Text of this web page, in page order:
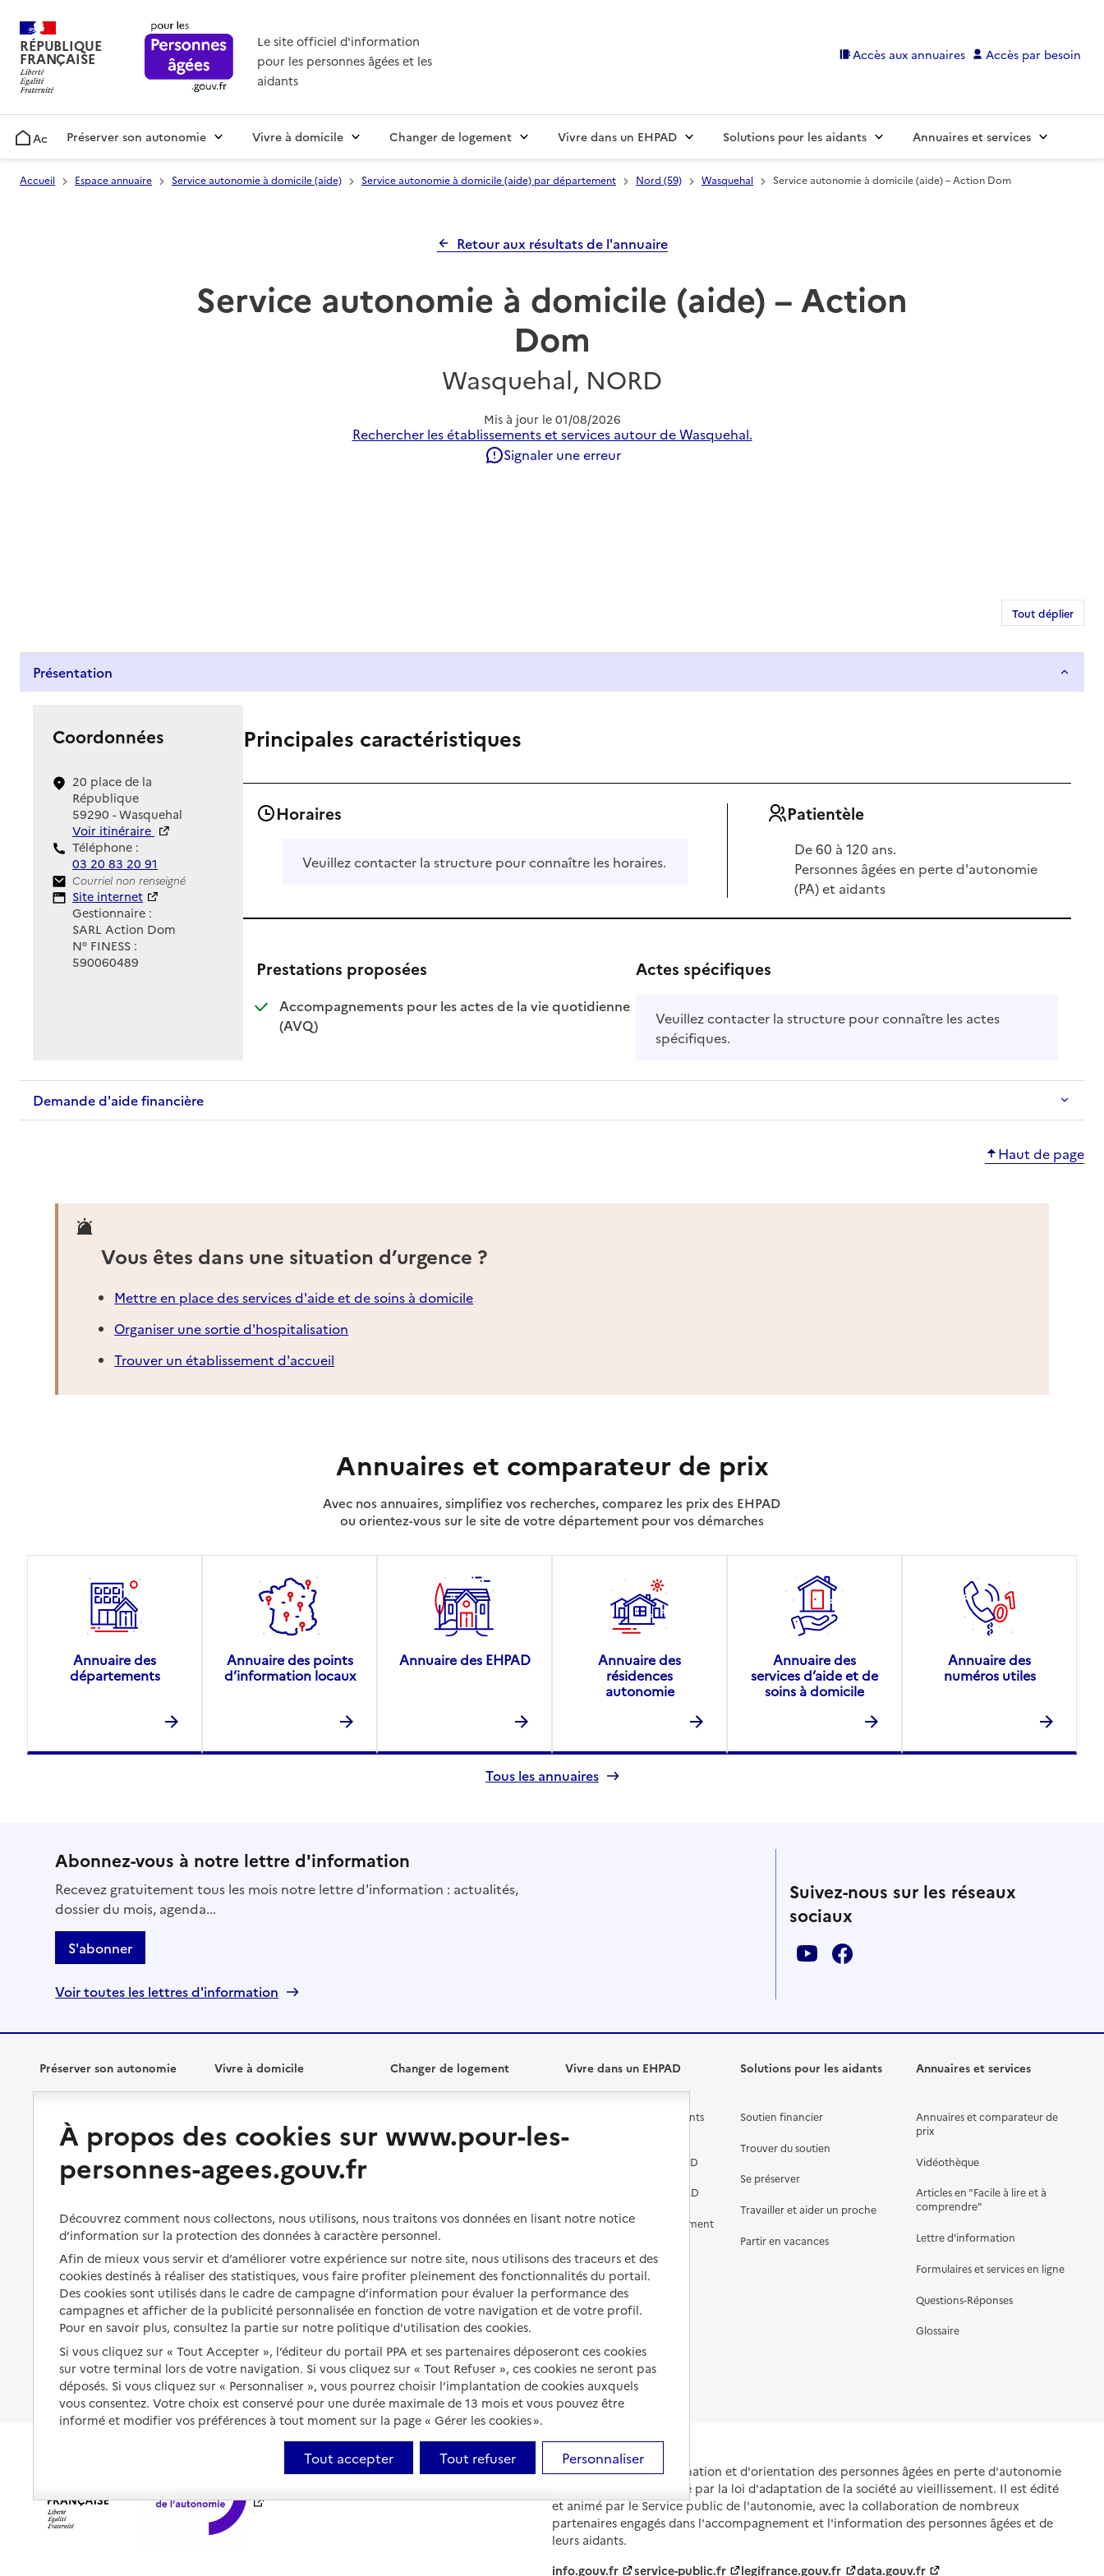
RÉPUBLIQUE
FRANÇAISE
Le site officiel d'information
pour les personnes âgées et les
aidants
Accès aux annuaires Accès par besoin
AccueilPréserver son autonomie Vivre à domicile Changer de logement Vivre dans un EHPAD Solutions pour les aidants Annuaires et services
Accueil Espace annuaire Service autonomie à domicile (aide) Service autonomie à domicile (aide) par département Nord (59) Wasquehal Service autonomie à domicile (aide) – Action Dom
Retour aux résultats de l'annuaire
Service autonomie à domicile (aide) – Action
Dom
Wasquehal, NORD
Mis à jour le 01/08/2026
Rechercher les établissements et services autour de Wasquehal.
Signaler une erreur
Tout déplier
Présentation
Coordonnées
20 place de la
République
59290 - Wasquehal
Voir itinéraire
Téléphone :
03 20 83 20 91
Contact
Courriel non renseigné
Site Internet
Site internet
Gestionnaire :
SARL Action Dom
N° FINESS :
590060489
Principales caractéristiques
Horaires
Veuillez contacter la structure pour connaître les horaires.
Patientèle
De 60 à 120 ans.
Personnes âgées en perte d'autonomie
(PA) et aidants
Prestations proposées
Accompagnements pour les actes de la vie quotidienne
(AVQ)
: disponible
: non disponible
Actes spécifiques
Veuillez contacter la structure pour connaître les actes
spécifiques.
Demande d'aide financière
Haut de page
Vous êtes dans une situation d’urgence ?
Mettre en place des services d'aide et de soins à domicile
Organiser une sortie d'hospitalisation
Trouver un établissement d'accueil
Annuaires et comparateur de prix
Avec nos annuaires, simplifiez vos recherches, comparez les prix des EHPAD
ou orientez-vous sur le site de votre département pour vos démarches
Annuaire des
départements
Annuaire des points
d’information locaux
Annuaire des EHPAD
Annuaire des
résidences
autonomie
Annuaire des
services d’aide et de
soins à domicile
Annuaire des
numéros utiles
Tous les annuaires
Abonnez-vous à notre lettre d'information
Recevez gratuitement tous les mois notre lettre d'information : actualités,
dossier du mois, agenda...
S'abonner
Voir toutes les lettres d'information
Suivez-nous sur les réseaux
sociaux
Préserver son autonomie
et droits
s'équiper
santé
Organiser à l'avance sa propre
protection
Les mesures de protection
Les obligations de la famille
À qui s’adresser ?
Les politiques du grand âge
Vivre à domicile
Bénéficier de soins à domicile
Aides financières
Partager son logement
Vivre à domicile avec une
maladie ou un handicap
Être hospitalisé
Fin de vie à domicile
Changer de logement
Vivre dans une résidence avec
Vivre en accueil familial
Autres solutions de logement
Vivre dans un EHPAD
Les différents établissements
Préparer l'entrée en EHPAD
Aides financières en EHPAD
Prévention, accompagnement
Comprendre les prix en
EHPAD
Droits en EHPAD
Fin de vie en EHPAD
Solutions pour les aidants
Soutien financier
Trouver du soutien
Se préserver
Travailler et aider un proche
Partir en vacances
Annuaires et services
Annuaires et comparateur de
prix
Vidéothèque
Articles en "Facile à lire et à
comprendre"
Lettre d'information
Formulaires et services en ligne
Questions-Réponses
Glossaire
Portail national d'information et d'orientation des personnes âgées en perte d'autonomie
et de leurs proches, créé par la loi d'adaptation de la société au vieillissement. Il est édité
et animé par le Service public de l'autonomie, avec la collaboration de nombreux
partenaires engagés dans l'accompagnement et l'information des personnes âgées et de
leurs aidants.
info.gouv.fr
service-public.fr legifrance.gouv.fr data.gouv.fr
À propos des cookies sur www.pour-les-
personnes-agees.gouv.fr
Découvrez comment nous collectons, nous utilisons, nous traitons vos données en lisant notre notice
d’information sur la protection des données à caractère personnel.
Afin de mieux vous servir et d’améliorer votre expérience sur notre site, nous utilisons des traceurs et des
cookies destinés à réaliser des statistiques, vous faire profiter pleinement des fonctionnalités du portail.
Des cookies sont utilisés dans le cadre de campagne d’information pour évaluer la performance des
campagnes et afficher de la publicité personnalisée en fonction de votre navigation et de votre profil.
Pour en savoir plus, consultez la partie sur notre politique d'utilisation des cookies.
Si vous cliquez sur « Tout Accepter », l’éditeur du portail PPA et ses partenaires déposeront ces cookies
sur votre terminal lors de votre navigation. Si vous cliquez sur « Tout Refuser », ces cookies ne seront pas
déposés. Si vous cliquez sur « Personnaliser », vous pourrez choisir l’implantation de cookies auxquels
vous consentez. Votre choix est conservé pour une durée maximale de 13 mois et vous pouvez être
informé et modifier vos préférences à tout moment sur la page « Gérer les cookies ».
Tout accepter Tout refuser Personnaliser